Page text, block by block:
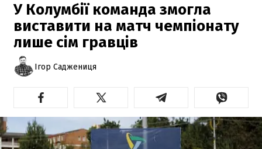
У Колумбії команда змогла
виставити на матч чемпіонату
лише сім гравців
Ігор Саджениця